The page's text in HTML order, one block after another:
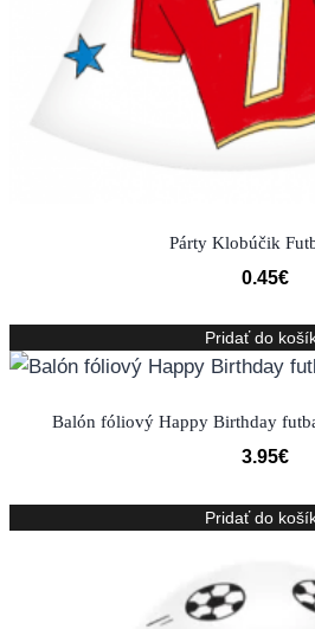
Párty Klobúčik
0.45€
Pridať do
Balón fóliový Happy Birthday
3.95€
Pridať do